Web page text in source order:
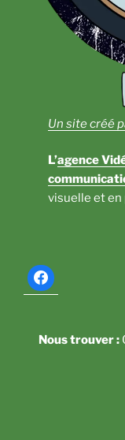
Un site créé
L’agence
visuelle et
Nous trouver :